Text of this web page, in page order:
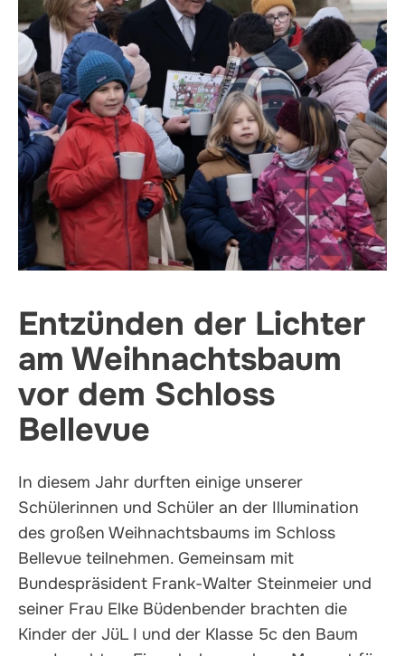
Entzünden der Lichter
am Weihnachtsbaum
vor dem Schloss
Bellevue
In diesem Jahr durften einige unserer
Schülerinnen und Schüler an der Illumination
des großen Weihnachtsbaums im Schloss
Bellevue teilnehmen. Gemeinsam mit
Bundespräsident Frank-Walter Steinmeier und
seiner Frau Elke Büdenbender brachten die
Kinder der JüL I und der Klasse 5c den Baum